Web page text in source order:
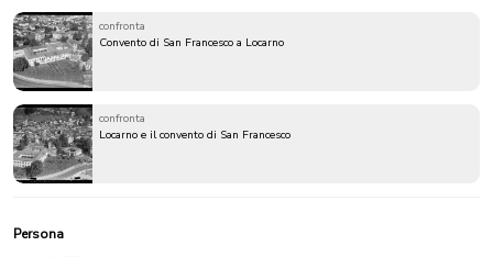
confronta
Convento di San Francesco a Locarno
confronta
Locarno e il convento di San Francesco
Persona